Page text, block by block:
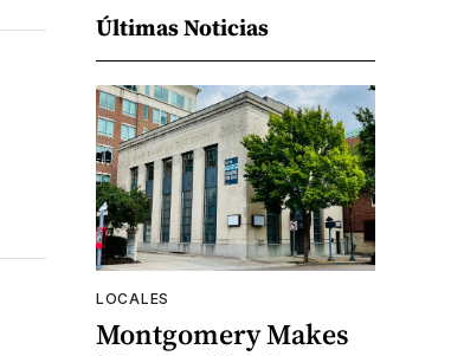
Últimas Noticias
LOCALES
Montgomery Makes